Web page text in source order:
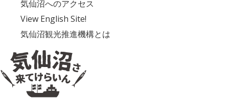
気仙沼へのアクセス
View English Site!
気仙沼観光推進機構とは